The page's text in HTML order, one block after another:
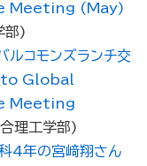
Meeting (May)
部)
ルコモンズランチ交
to Global
Meeting
理工学部)
4年の宮﨑翔さん